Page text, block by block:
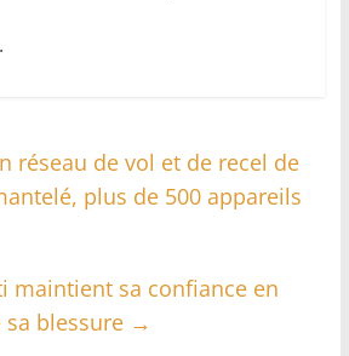
réseau de vol et de recel de
plus de 500 appareils
maintient sa confiance en
blessure →